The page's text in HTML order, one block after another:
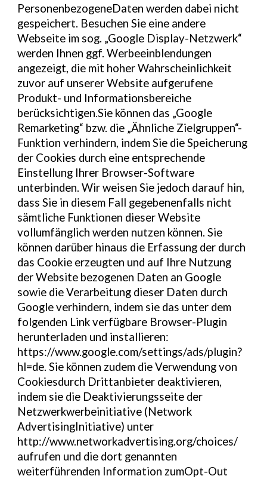
PersonenbezogeneDaten werden dabei nicht
gespeichert. Besuchen Sie eine andere
Webseite im sog. „Google Display-Netzwerk“
werden Ihnen ggf. Werbeeinblendungen
angezeigt, die mit hoher Wahrscheinlichkeit
zuvor auf unserer Website aufgerufene
Produkt- und Informationsbereiche
berücksichtigen.Sie können das „Google
Remarketing“ bzw. die „Ähnliche Zielgruppen“-
Funktion verhindern, indem Sie die Speicherung
der Cookies durch eine entsprechende
Einstellung Ihrer Browser-Software
unterbinden. Wir weisen Sie jedoch darauf hin,
dass Sie in diesem Fall gegebenenfalls nicht
sämtliche Funktionen dieser Website
vollumfänglich werden nutzen können. Sie
können darüber hinaus die Erfassung der durch
das Cookie erzeugten und auf Ihre Nutzung
der Website bezogenen Daten an Google
sowie die Verarbeitung dieser Daten durch
Google verhindern, indem sie das unter dem
folgenden Link verfügbare Browser-Plugin
herunterladen und installieren:
https://www.google.com/settings/ads/plugin?
hl=de. Sie können zudem die Verwendung von
Cookiesdurch Drittanbieter deaktivieren,
indem sie die Deaktivierungsseite der
Netzwerkwerbeinitiative (Network
AdvertisingInitiative) unter
http://www.networkadvertising.org/choices/
aufrufen und die dort genannten
weiterführenden Information zumOpt-Out